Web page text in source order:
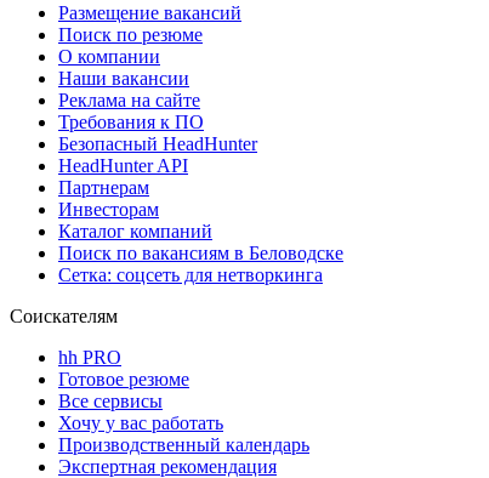
Размещение вакансий
Поиск по резюме
О компании
Наши вакансии
Реклама на сайте
Требования к ПО
Безопасный HeadHunter
HeadHunter API
Партнерам
Инвесторам
Каталог компаний
Поиск по вакансиям в Беловодске
Сетка: соцсеть для нетворкинга
Соискателям
hh PRO
Готовое резюме
Все сервисы
Хочу у вас работать
Производственный календарь
Экспертная рекомендация